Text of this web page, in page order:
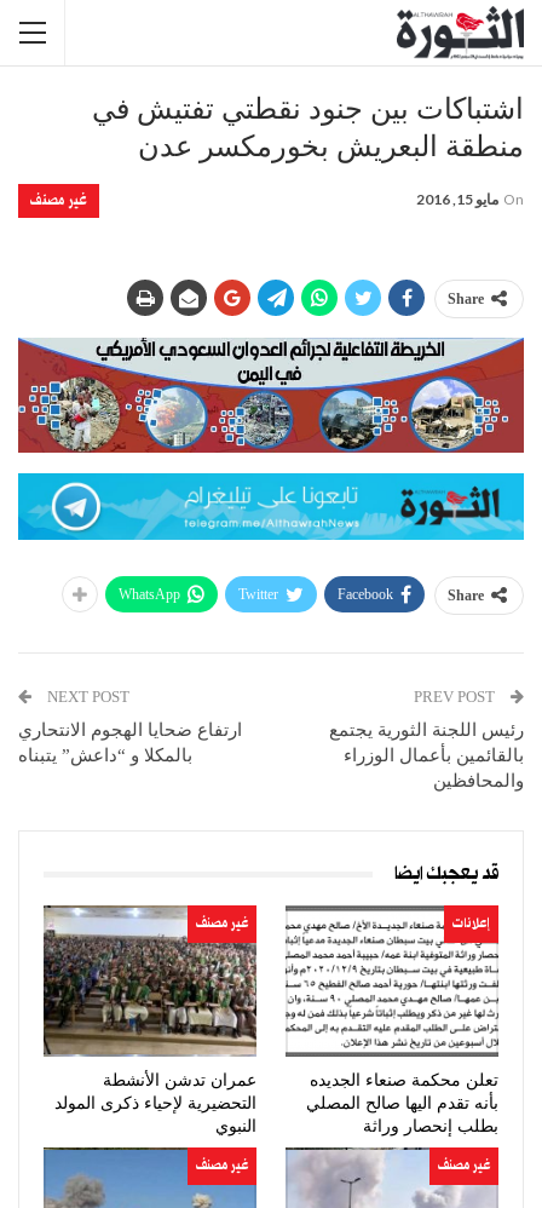
اشتباكات بين جنود نقطتي تفتيش في
منطقة البعريش بخورمكسر عدن
غير مصنف On مايو 15, 2016
Share
Share
Facebook
Twitter
WhatsApp
رئيس اللجنة الثورية يجتمع
بالقائمين بأعمال الوزراء
والمحافظين
NEXT POST
ارتفاع ضحايا الهجوم الانتحاري
بالمكلا و “داعش” يتبناه
قد يعجبك ايضا
إعلانات
تعلن محكمة صنعاء الجديده
بأنه تقدم اليها صالح المصلي
بطلب إنحصار وراثة
غير مصنف
عمران تدشن الأنشطة
التحضيرية لإحياء ذكرى المولد
النبوي
غير مصنف غير مصنف